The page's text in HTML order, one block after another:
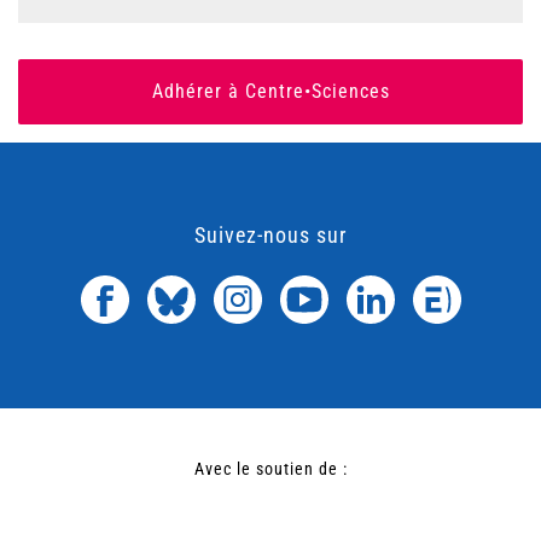
Adhérer à Centre•Sciences
Suivez-nous sur
Avec le soutien de :